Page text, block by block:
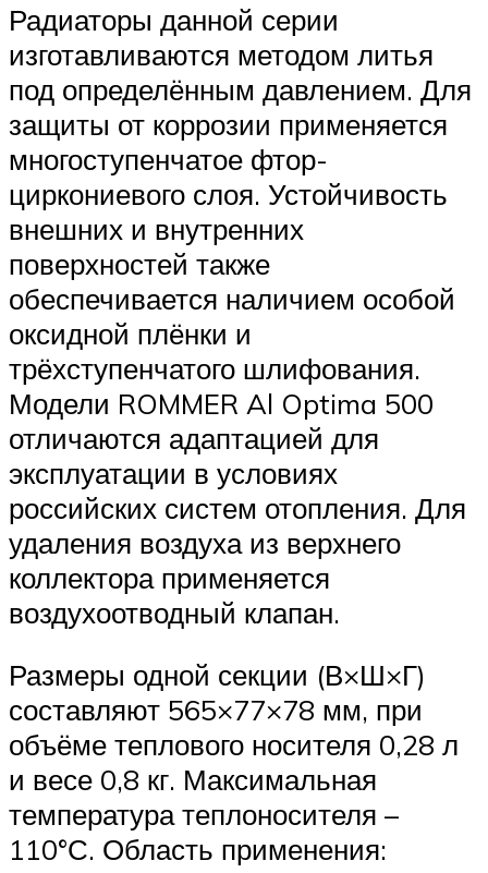
Радиаторы данной серии
изготавливаются методом литья
под определённым давлением. Для
защиты от коррозии применяется
многоступенчатое фтор-
циркониевого слоя. Устойчивость
внешних и внутренних
поверхностей также
обеспечивается наличием особой
оксидной плёнки и
трёхступенчатого шлифования.
Модели ROMMER Al Optima 500
отличаются адаптацией для
эксплуатации в условиях
российских систем отопления. Для
удаления воздуха из верхнего
коллектора применяется
воздухоотводный клапан.
Размеры одной секции (В×Ш×Г)
составляют 565×77×78 мм, при
объёме теплового носителя 0,28 л
и весе 0,8 кг. Максимальная
температура теплоносителя –
110°С. Область применения: